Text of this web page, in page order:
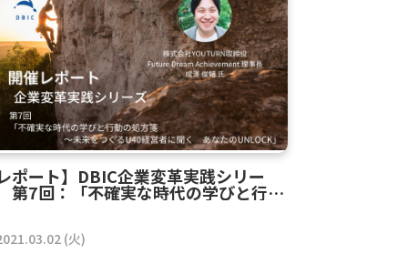
ポート】DBIC企業変革実践シリー
7回：「不確実な時代の学びと行動
方箋～未来をつくるU40経営者に聞
(火)